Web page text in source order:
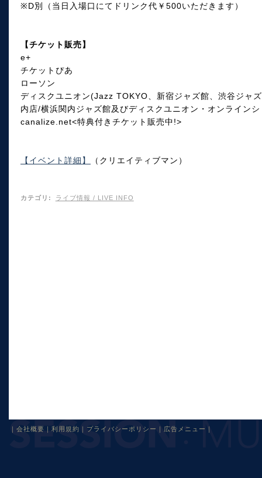
※D別（当日入場口にてドリンク代￥500いただきます）
【チケット販売】
e+
チケットぴあ
ローソン
ディスクユニオン(Jazz TOKYO、新宿ジャズ館、渋谷ジャ
内店/横浜関内ジャズ館及びディスクユニオン・オンライン
canalize.net<特典付きチケット販売中!>
【イベント詳細】 （クリエイティブマン）
カテゴリ : ライブ情報 / LIVE INFO
会社概要 利用規約 プライバシーポリシー 広告メニュー